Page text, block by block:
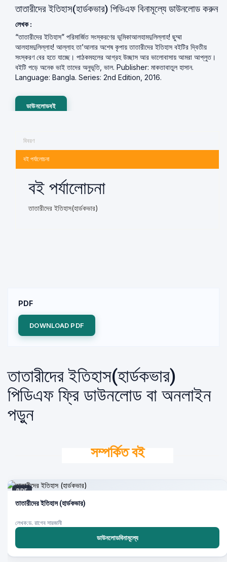
তাতারীদের ইতিহাস(হার্ডকভার) পিডিএফ বিনামূল্যে ডাউনলোড করুন
লেখক :
“তাতারীদের ইতিহাস” পরিমার্জিত সংস্করণের ভূমিকাআলহামদুলিল্লাহ! ছুম্মা
আলহামদুলিল্লাহ! আল্লাহ তা’আলার অশেষ কৃপায় তাতারীদের ইতিহাস বইটির দ্বিতীয়
সংস্করণ বের হতে যাচ্ছে। পাঠকমহলের আগ্রহ উচ্ছাস আর ভালোবাসায় আমরা আপ্লুত।
বইটি পড়ে অনেক ভাই তাদের অনুভূতি, ভাল. Publisher: মাকতাবাতুল হাসান.
Language: Bangla. Series: 2nd Edition, 2016.
ডাউনলোডবই
বিবরণ
বই পর্যালোচনা
বই পর্যালোচনা
তাতারীদের ইতিহাস(হার্ডকভার)
PDF
DOWNLOAD PDF
তাতারীদের ইতিহাস(হার্ডকভার)
পিডিএফ ফ্রি ডাউনলোড বা অনলাইন
পড়ুন
সম্পর্কিত বই
PDF
তাতারীদের ইতিহাস (হার্ডকভার)
লেখক:ড. রাগেব সারজানী
ডাউনলোডবিনামূল্যে